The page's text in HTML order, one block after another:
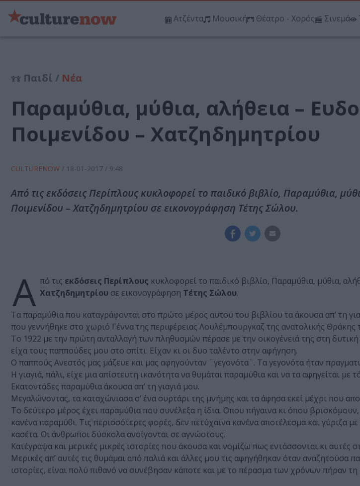
Ατζέντα Μουσική Θέατρο - Χορός Σινεμά
Παιδί / Νέα
Παραμύθια, μύθια, αλήθεια –
Ποιμενίδου – Χατζηδημητρίου
CULTURENOW / 18-01-2017 / 9:48
Από τις εκδόσεις Περίπλους κυκλοφορεί το παιδικό βιβλίο, Παραμύθια,
Ποιμενίδου – Χατζηδημητρίου σε εικονογράφηση Τέτης Σώλου.
Α πό τις εκδόσεις Περίπλους κυκλοφορεί το παιδικό βιβλίο, Παραμύθια, μύθια,
Χατζηδημητρίου σε εικονογράφηση Τέτης Σώλου.
Τα παραμύθια που καταγράφονται στο πρώτο μέρος αυτού του βιβλίου τα άκουσα απ’ τη
που γεννήθηκε στο χωριό Γέννα της περιφέρειας Λουλέμπουργκαζ της ανατολικής Θράκης
Το 1922 με την πρώτη ανταλλαγή των πληθυσμών πέρασε με την οικογένειά της στη
είχα τους παππούδες μου στο σπίτι. Είχαν κι οι δυο ταλέντο στην αφήγηση.
Ο παππούς Ανεστός μας μάζευε και μας αφηγούνταν ¨γεγονότα¨. Τα γεγονότα ήταν
Η γιαγιά, πάλι, είχε μια απίστευτη ικανότητα να θυμάται παραμύθια και να τα αφηγείται
Εκατοντάδες παραμύθια άκουσα απ’ τη γιαγιά μου.
Μεγαλώνοντας, τα καταχώνιασα σ’ ένα συρτάρι της μνήμης και τα άφησα εκεί μέχρι που
Το δεύτερο μέρος έχει παραμύθια που συνέλεξα η ίδια. Όπου πήγαινα κι όπου
κανένα παραμύθι. Τις περισσότερες φορές, δεν πετύχαινα κανένα αποτέλεσμα και γύριζα
κασέτα. Οι άνθρωποι δύσκολα ανοίγονται σε αγνώστους.
Κατέγραψα και μερικές μικρές ιστορίες που άκουσα και νομίζω πως εντάσσονται κι
Μερικές απ’ αυτές τις θυμάμαι από παλιά και άλλες μου τις αφηγήθηκαν όταν αναζητούσα
ιστορίες, είναι πολύ πιθανό να συνέβησαν κάποτε και με το πέρασμα των χρόνων πήραν